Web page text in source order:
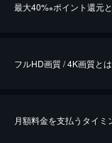
最大40%※ポイント還元
※40％ポイント還元の対象は
iOSアプリのUコイン決済
フルHD画質 / 4K画質と
月額料金を支払うタイミ